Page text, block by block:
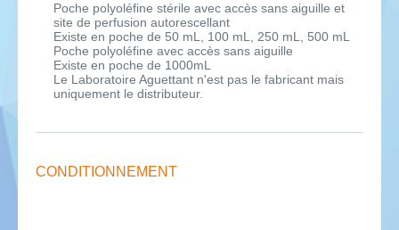
Poche polyoléfine stérile avec accès sans aiguille et
site de perfusion autorescellant
Existe en poche de 50 mL, 100 mL, 250 mL, 500 mL
Poche polyoléfine avec accès sans aiguille
Existe en poche de 1000mL
Le Laboratoire Aguettant n'est pas le fabricant mais
uniquement le distributeur.
CONDITIONNEMENT